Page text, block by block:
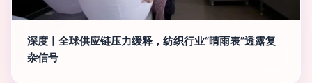
深度丨全球供应链压力缓释，纺织行业“晴雨表”透露复
杂信号